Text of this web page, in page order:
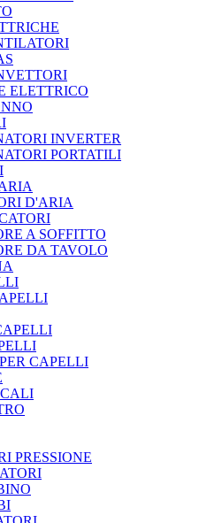
ELETTRICO
INVERTER
PORTATILI
D'ARIA
A SOFFITTO
DA TAVOLO
CAPELLI
PRESSIONE